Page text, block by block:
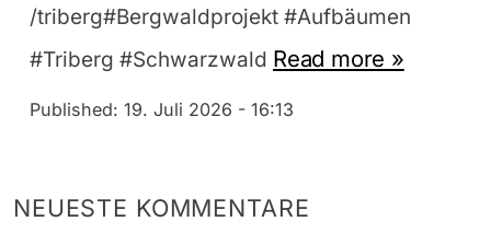
/triberg#Bergwaldprojekt #Aufbäumen
#Triberg #Schwarzwald Read more »
Published: 19. Juli 2026 - 16:13
NEUESTE KOMMENTARE